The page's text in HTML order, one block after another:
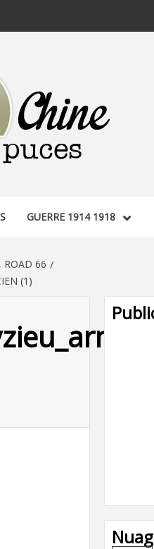
GUERRE 1914 1918
ROAD 66
(1)